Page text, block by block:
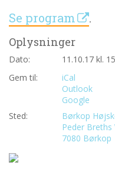
2.0:
Om
os
2.1:
aktioner
Organisation
2.4:
2.5:
Abortlinien
Se program .
Oplysninger
Dato:
11.10.17 kl.
Gem til:
iCal
Outlook
Google
Sted:
Børkop
Peder Breths
7080 Børkop